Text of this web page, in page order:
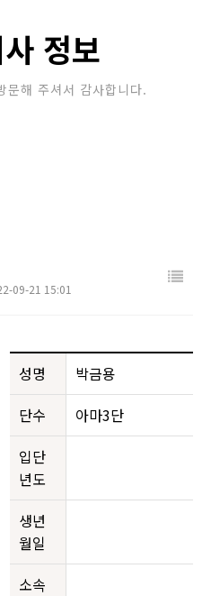
자료실
정보
문해 주셔서 감사합니다.
09-21 15:01
성명
박금용
단수
아마3단
입단
년도
생년
월일
소속